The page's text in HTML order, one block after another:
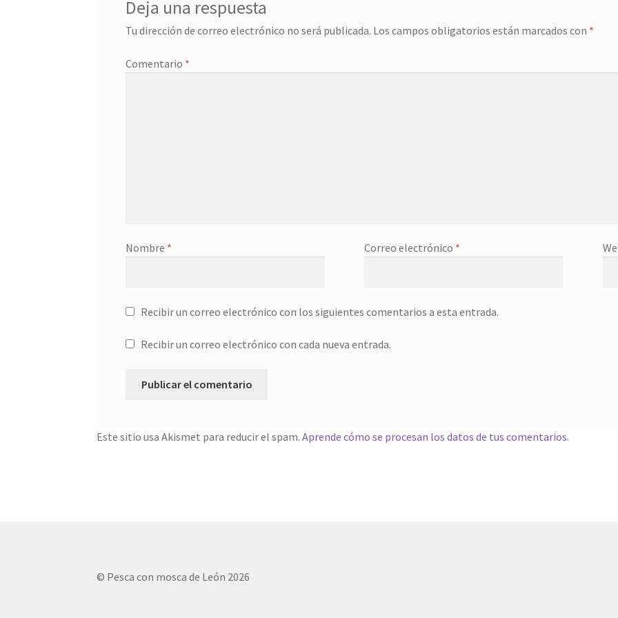
Deja una respuesta
Tu dirección de correo electrónico no será publicada. Los campos obligatorios están marcados con *
Comentario *
Nombre * Correo electrónico *
Recibir un correo electrónico con los siguientes comentarios a esta entrada.
Recibir un correo electrónico con cada nueva entrada.
Este sitio usa Akismet para reducir el spam.Aprende cómo se procesan los datos de tus comentarios.
© Pesca con mosca de León 2026